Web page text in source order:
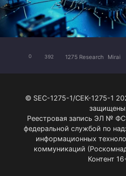
0 392 1275 Research Mirai
© SEC-1275-1/СЕК-1275-1
Реестровая запись ЭЛ №
федеральной службой по
информационных
коммуникаций
Контент